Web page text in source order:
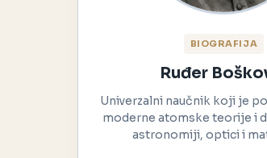
BIOGRAFIJA
Ruđer
Univerzalni naučnik koji je
moderne atomske teorije i
astronomiji, optici i